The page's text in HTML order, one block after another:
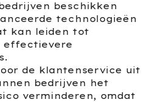
beschikken
technologieën
kan leiden tot
de klantenservice uit
bedrijven het
verminderen, omdat